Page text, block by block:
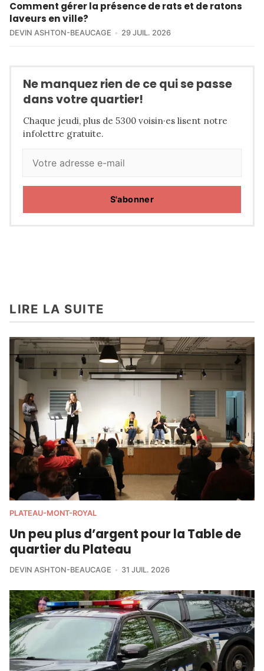
Comment gérer la présence de rats et de ratons
laveurs en ville?
DEVIN ASHTON-BEAUCAGE 29 JUIL. 2026
Ne manquez rien de ce qui se passe
dans votre quartier!
Chaque jeudi, plus de 5300 voisin·es lisent notre
infolettre gratuite.
S'abonner
LIRE LA SUITE
PLATEAU-MONT-ROYAL
Un peu plus d’argent pour la Table de
quartier du Plateau
DEVIN ASHTON-BEAUCAGE 31 JUIL. 2026